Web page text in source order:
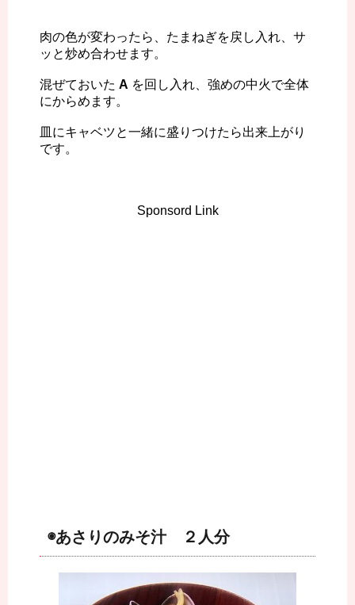
肉の色が変わったら、たまねぎを戻し入れ、サ
ッと炒め合わせます。
混ぜておいた A を回し入れ、強めの中火で全体
にからめます。
皿にキャベツと一緒に盛りつけたら出来上がり
です。
Sponsord Link
◉あさりのみそ汁 ２人分